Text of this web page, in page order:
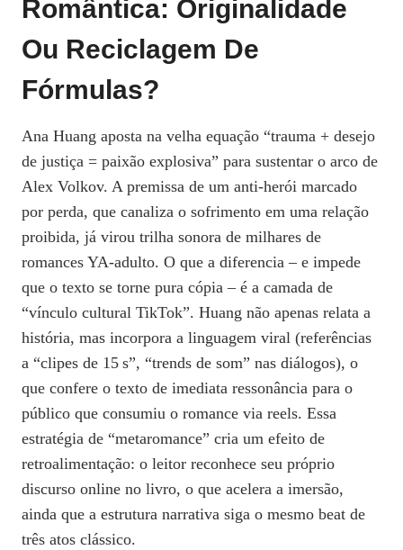
Romântica: Originalidade
Ou Reciclagem De
Fórmulas?
Ana Huang aposta na velha equação “trauma + desejo
de justiça = paixão explosiva” para sustentar o arco de
Alex Volkov. A premissa de um anti‑herói marcado
por perda, que canaliza o sofrimento em uma relação
proibida, já virou trilha sonora de milhares de
romances YA‑adulto. O que a diferencia – e impede
que o texto se torne pura cópia – é a camada de
“vínculo cultural TikTok”. Huang não apenas relata a
história, mas incorpora a linguagem viral (referências
a “clipes de 15 s”, “trends de som” nas diálogos), o
que confere o texto de imediata ressonância para o
público que consumiu o romance via reels. Essa
estratégia de “metaromance” cria um efeito de
retroalimentação: o leitor reconhece seu próprio
discurso online no livro, o que acelera a imersão,
ainda que a estrutura narrativa siga o mesmo beat de
três atos clássico.